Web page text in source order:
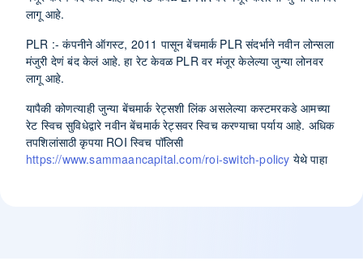
लागू आहे.
PLR :- कंपनीने ऑगस्ट, 2011 पासून बेंचमार्क PLR संदर्भाने नवीन लोन्सला
मंजुरी देणं बंद केलं आहे. हा रेट केवळ PLR वर मंजूर केलेल्या जुन्या लोनवर
लागू आहे.
यापैकी कोणत्याही जुन्या बेंचमार्क रेट्सशी लिंक असलेल्या कस्टमरकडे आमच्या
रेट स्विच सुविधेद्वारे नवीन बेंचमार्क रेट्सवर स्विच करण्याचा पर्याय आहे. अधिक
तपशिलांसाठी कृपया ROI स्विच पॉलिसी
https://www.sammaancapital.com/roi-switch-policy येथे पाहा